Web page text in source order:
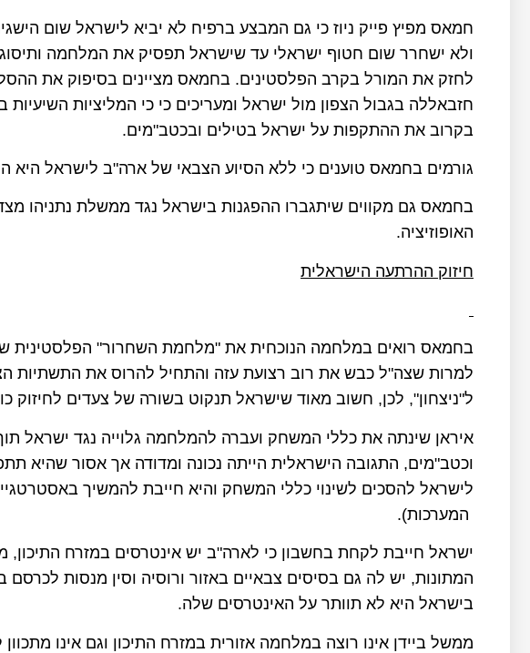
חמאס מפיץ פייק ניוז כי גם המבצע ברפיח לא יביא לישראל שום
ולא ישחרר שום חטוף ישראלי עד שישראל תפסיק את המלחמה
לחזק את המורל בקרב הפלסטינים. בחמאס מציינים בסיפוק את
חזבאללה בגבול הצפון מול ישראל ומעריכים כי כי המליציות השיעיות
בקרוב את ההתקפות על ישראל בטילים ובכטב"מים.
גורמים בחמאס טוענים כי ללא הסיוע הצבאי של ארה"ב לישראל היא
בחמאס גם מקווים שיתגברו ההפגנות בישראל נגד ממשלת נתניהו
האופוזיציה.
חיזוק ההרתעה הישראלית
בחמאס רואים במלחמה הנוכחית את "מלחמת השחרור" הפלסטינית
למרות שצה"ל כבש את רוב רצועת עזה והתחיל להרוס את התשתיות
ל"ניצחון", לכן, חשוב מאוד שישראל תנקוט בשורה של צעדים
איראן שינתה את כללי המשחק ועברה להמלחמה גלוייה נגד ישראל
וכטב"מים, התגובה הישראלית הייתה נכונה ומדודה אך אסור שהיא
לישראל להסכים לשינוי כללי המשחק והיא חייבת להמשיך
המערכות).
ישראל חייבת לקחת בחשבון כי לארה"ב יש אינטרסים במזרח התיכון,
המתונות, יש לה גם בסיסים צבאיים באזור ורוסיה וסין מנסות
בישראל היא לא תוותר על האינטרסים שלה.
ממשל ביידן אינו רוצה במלחמה אזורית במזרח התיכון וגם אינו